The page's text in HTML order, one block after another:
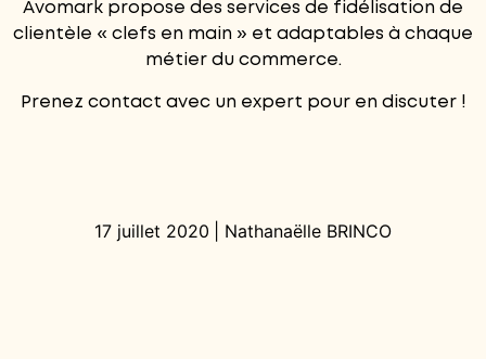
Avomark propose des services de fidélisation de
clientèle « clefs en main » et adaptables à chaque
métier du commerce.
Prenez contact avec un expert pour en discuter !
17 juillet 2020 Nathanaëlle BRINCO